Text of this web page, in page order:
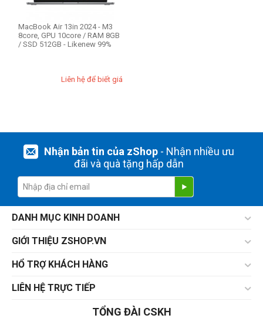
MacBook Air 13in 2024 - M3
8core, GPU 10core / RAM 8GB
/ SSD 512GB - Likenew 99%
Liên hệ để biết giá
Nhận bản tin của zShop- Nhận nhiều ưu
đãi và quà tặng hấp dẫn
DANH MỤC KINH DOANH
GIỚI THIỆU ZSHOP.VN
HỔ TRỢ KHÁCH HÀNG
LIÊN HỆ TRỰC TIẾP
TỔNG ĐÀI CSKH